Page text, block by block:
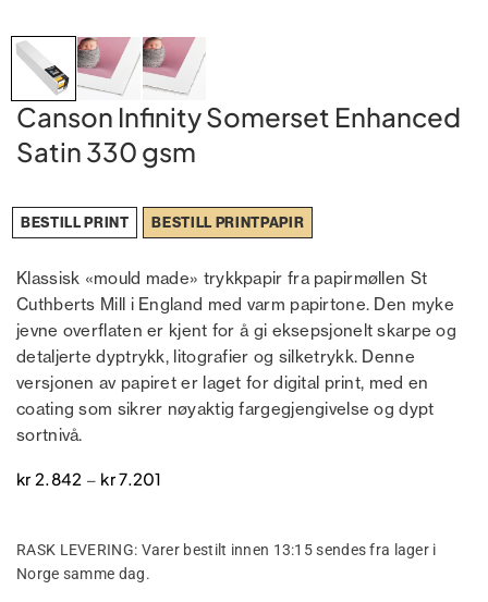
Canson Infinity Somerset Enhanced
Satin 330 gsm
BESTILL PRINT BESTILL PRINTPAPIR
Klassisk «mould made» trykkpapir fra papirmøllen St
Cuthberts Mill i England med varm papirtone. Den myke
jevne overflaten er kjent for å gi eksepsjonelt skarpe og
detaljerte dyptrykk, litografier og silketrykk. Denne
versjonen av papiret er laget for digital print, med en
coating som sikrer nøyaktig fargegjengivelse og dypt
sortnivå.
kr 2.842 – kr7.201
RASK LEVERING: Varer bestilt innen 13:15 sendes fra lager i
Norge samme dag.